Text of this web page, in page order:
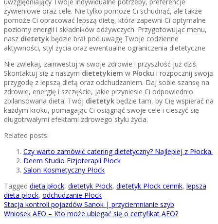
żywieniowe oraz cele. Nie tylko pomoże Ci schudnąć, ale także
pomoże Ci opracować lepszą dietę, która zapewni Ci optymalne
poziomy energii i składników odżywczych. Przygotowując menu,
nasz dietetyk będzie brał pod uwagę Twoje codzienne
aktywności, styl życia oraz ewentualne ograniczenia dietetyczne.
Nie zwlekaj, zainwestuj w swoje zdrowie i przyszłość już dziś.
Skontaktuj się z naszym dietetykiem w Płocku i rozpocznij swoją
przygodę z lepszą dietą oraz odchudzaniem. Daj sobie szansę na
zdrowie, energię i szczęście, jakie przyniesie Ci odpowiednio
zbilansowana dieta. Twój dietetyk będzie tam, by Cię wspierać na
każdym kroku, pomagając Ci osiągnąć swoje cele i cieszyć się
długotrwałymi efektami zdrowego stylu życia.
Related posts:
Czy warto zamówić catering dietetyczny? Najlepiej z Płocka.
Deem Studio Fizjoterapii Płock
Salon Kosmetyczny Płock
Tagged dieta płock, dietetyk Płock, dietetyk Płock cennik, lepsza
dieta płock, odchudzanie Płock
Nawigacja
wpisu
Stacja kontroli pojazdów Sanok | przyciemnianie szyb
Wniosek AEO – Kto może ubiegać się o certyfikat AEO?